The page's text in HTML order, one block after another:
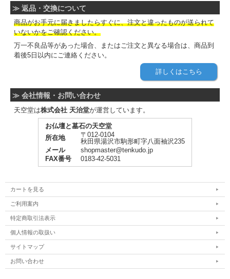
≫ 返品・交換について
商品がお手元に届きましたらすぐに、注文と違ったものが送られて
いないかをご確認ください。
万一不良品等があった場合、またはご注文と異なる場合は、商品到
着後5日以内にご連絡ください。
詳しくはこちら
≫ 会社情報・お問い合わせ
天空堂は株式会社 天治堂が運営しています。
お仏壇と墓石の天空堂
所在地
〒012-0104
秋田県湯沢市駒形町字八面袖沢235
メール
shopmaster@tenkudo.jp
FAX番号
0183-42-5031
カートを見る
ご利用案内
特定商取引法表示
個人情報の取扱い
サイトマップ
お問い合わせ